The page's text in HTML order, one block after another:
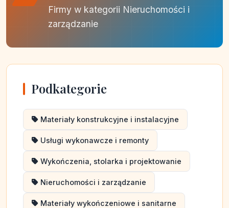
Firmy w kategorii Nieruchomości i
zarządzanie
Podkategorie
Materiały konstrukcyjne i instalacyjne
Usługi wykonawcze i remonty
Wykończenia, stolarka i projektowanie
Nieruchomości i zarządzanie
Materiały wykończeniowe i sanitarne